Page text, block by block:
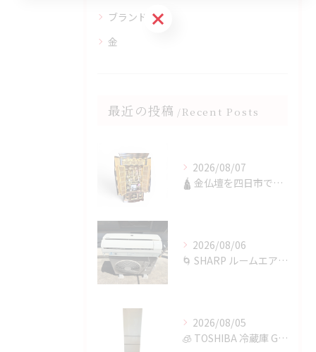
ブランド
金
最近の投稿 Recent Posts
2026/08/07
🛕 金仏壇を四日市で買取✨
2026/08/06
🌀 SHARP ルームエアコンを四日市で買取✨
2026/08/05
🧊 TOSHIBA 冷蔵庫 GR-T36SVを鈴鹿市で買取✨
お気軽にお問い合わせください